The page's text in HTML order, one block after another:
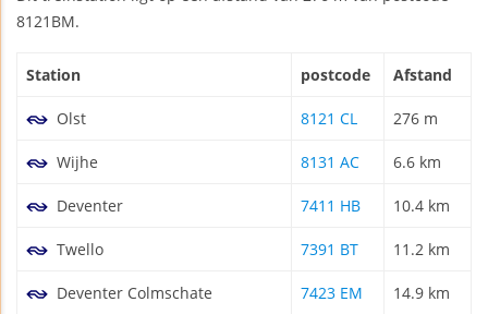
8121BM.
Station postcode Afstand
Olst 8121 CL 276 m
Wijhe 8131 AC 6.6 km
Deventer 7411 HB 10.4 km
Twello 7391 BT 11.2 km
Deventer Colmschate 7423 EM 14.9 km